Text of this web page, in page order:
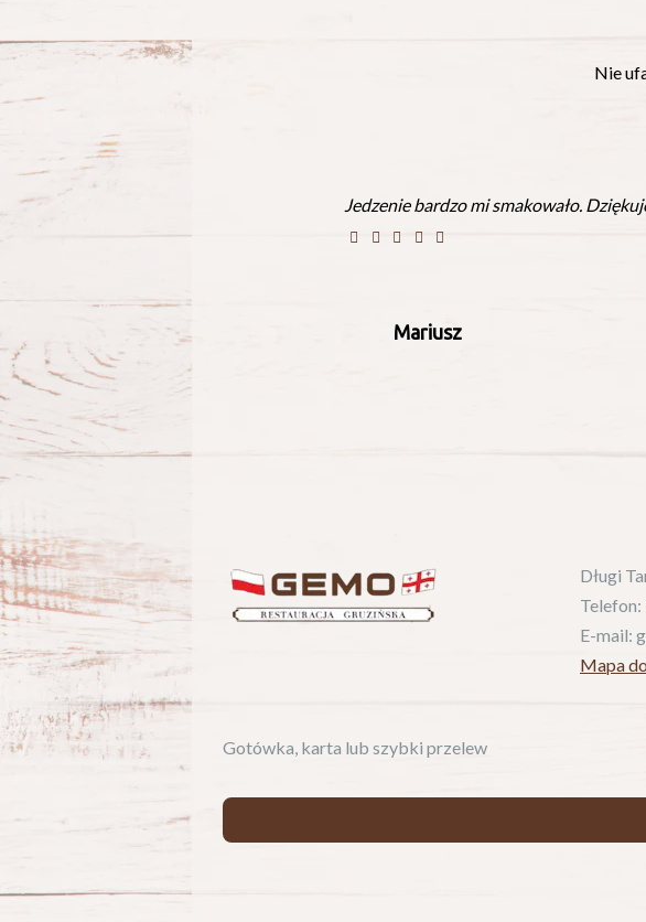
Nie
Jedzenie bardzo mi smakowało.
Mariusz
Długi
Telefon:
E-mail:
Mapa
Gotówka, karta lub szybki przelew